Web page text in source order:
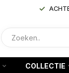
COLLECTIE